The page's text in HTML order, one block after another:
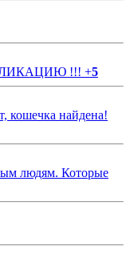
!!! +5
кошечка найдена!
людям. Которые